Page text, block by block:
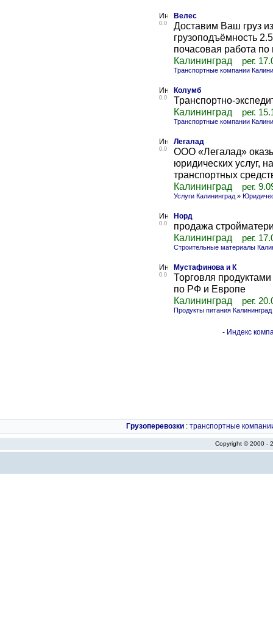
0.0
Велес
Доставим Ваш груз
грузоподъёмность
почасовая работа по
Калининград
рег.
Транспортные компании
0.0
Колумб
Транспортно-
Калининград
рег.
Транспортные компании
0.0
Легалад
ООО «Легалад»
юридических услуг,
транспортных
Калининград
рег.
Услуги Калининград »
0.0
Норд
продажа
Калининград
рег.
Строительные материалы
0.0
Мустафинова и К
Торговля
по РФ и Европе
Калининград
рег.
Продукты питания Калининград
- Индекс
Грузоперевозки : транспортные
Copyright © 2000 -